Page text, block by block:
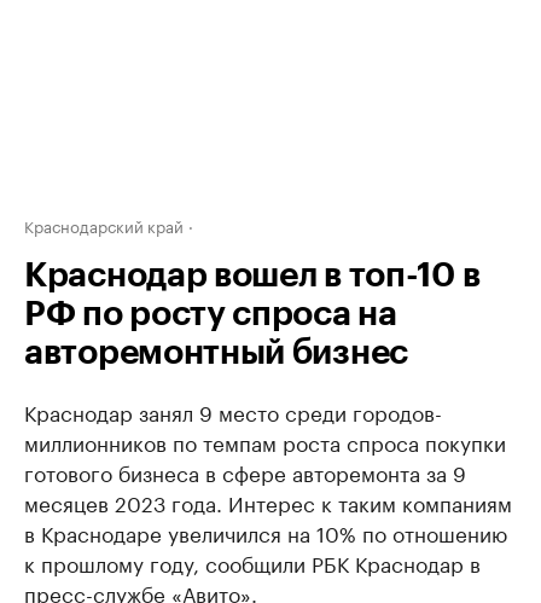
Краснодарский край
Краснодар вошел в топ-10 в
РФ по росту спроса на
авторемонтный бизнес
Краснодар занял 9 место среди городов-
миллионников по темпам роста спроса покупки
готового бизнеса в сфере авторемонта за 9
месяцев 2023 года. Интерес к таким компаниям
в Краснодаре увеличился на 10% по отношению
к прошлому году, сообщили РБК Краснодар в
пресс-службе «Авито».